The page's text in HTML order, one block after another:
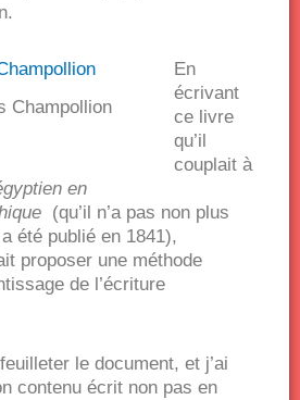
Champollion
En
écrivant
ce livre
qu’il
couplait à
en
(qu’il n’a pas non plus
été publié en 1841),
proposer une méthode
de l’écriture
le document, et j’ai
contenu écrit non pas en